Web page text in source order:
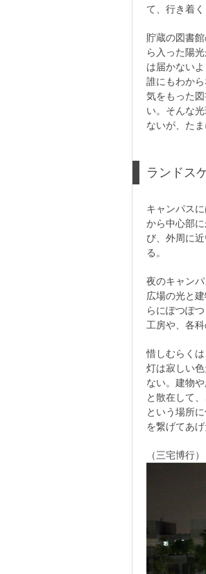
て、行き着
貯蔵の図書
ら入った陽
は届かない
誰にもわか
気をもった
い。そんな
ないが、た
ランドス
キャンパス
から中心部
び、外周に
る。
夜のキャン
広場の光と
らにぽつぽ
工房や、各
惜しむらく
灯は寂しい
ない。建物
と散在して
という場所
を繋げてあげ
（三宅博行）